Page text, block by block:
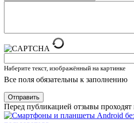
Наберите текст, изображённый на картинке
Все поля обязательны к заполнению
Отправить
Перед публикацией отзывы